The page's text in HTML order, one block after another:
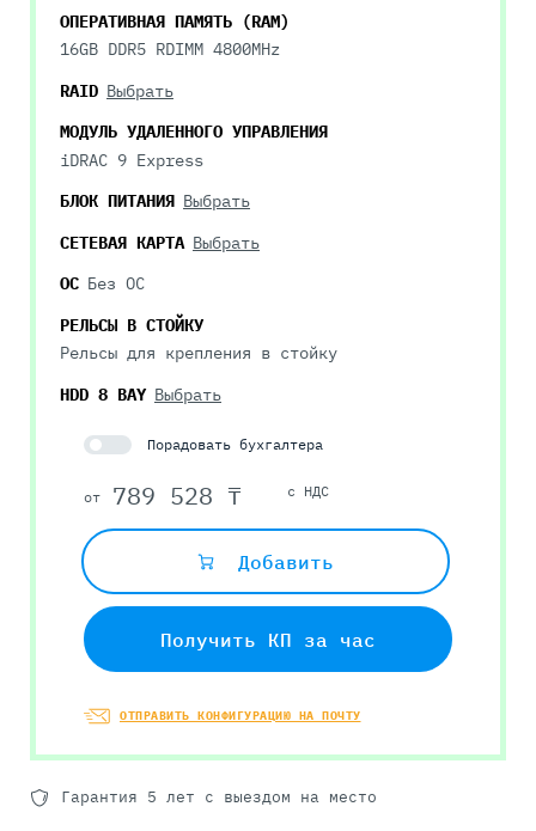
ОПЕРАТИВНАЯ ПАМЯТЬ (RAM)
16GB DDR5 RDIMM 4800MHz
RAID Выбрать
МОДУЛЬ УДАЛЕННОГО УПРАВЛЕНИЯ
iDRAC 9 Express
БЛОК ПИТАНИЯ Выбрать
СЕТЕВАЯ КАРТА Выбрать
ОС Без ОС
РЕЛЬСЫ В СТОЙКУ
Рельсы для крепления в стойку
HDD 8 BAY Выбрать
Порадовать бухгалтера
от 789 528 ₸ с НДС
Добавить
Получить КП за час
ОТПРАВИТЬ КОНФИГУРАЦИЮ НА ПОЧТУ
Гарантия 5 лет с выездом на место